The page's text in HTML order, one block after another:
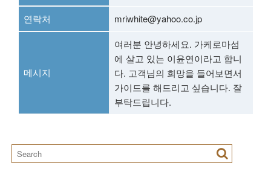
연락처
mriwhite@yahoo.co.jp
메시지
여러분 안녕하세요. 가케로마섬
에 살고 있는 이윤연이라고 합니
다. 고객님의 희망을 들어보면서
가이드를 해드리고 싶습니다. 잘
부탁드립니다.